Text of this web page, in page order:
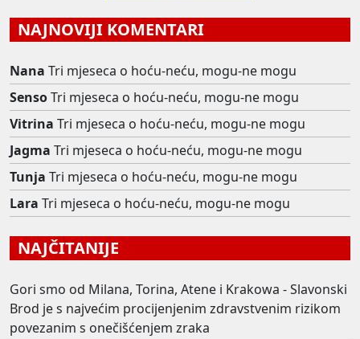
NAJNOVIJI KOMENTARI
Nana Tri mjeseca o hoću-neću, mogu-ne mogu
SensoTri mjeseca o hoću-neću, mogu-ne mogu
Vitrina Tri mjeseca o hoću-neću, mogu-ne mogu
Jagma Tri mjeseca o hoću-neću, mogu-ne mogu
Tunja Tri mjeseca o hoću-neću, mogu-ne mogu
Lara Tri mjeseca o hoću-neću, mogu-ne mogu
NAJČITANIJE
Gori smo od Milana, Torina, Atene i Krakowa - Slavonski
Brod je s najvećim procijenjenim zdravstvenim rizikom
povezanim s onečišćenjem zraka